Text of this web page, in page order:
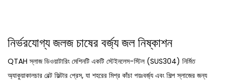
নির্ভরযোগ্য জলজ চাষের বর্জ্য জল নিষ্কাশন
QTAH স্লাজ ডিওয়াটারিং মেশিনটি একটি স্টেইনলেস-স্টিল (SUS304) নির্মিত
অ্যাকুয়াকালচার বেল্ট ফিল্টার প্রেস, যা শহরের মিশ্র কাঁচা পয়ঃবর্জ্য এবং শিল্প স্লাজের জন্য